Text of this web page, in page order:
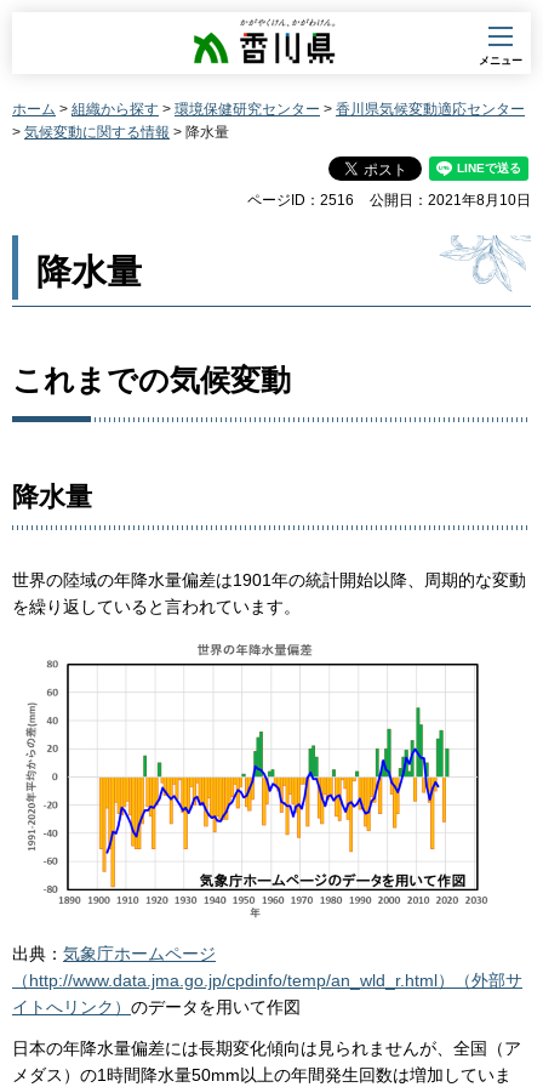
香川県
メニュー
ホーム > 組織から探す > 環境保健研究センター > 香川県気候変動適応センター
> 気候変動に関する情報 > 降水量
ページID：2516 公開日：2021年8月10日
降水量
これまでの気候変動
降水量
世界の陸域の年降水量偏差は1901年の統計開始以降、周期的な変動
を繰り返していると言われています。
出典： 気象庁ホームページ
（http://www.data.jma.go.jp/cpdinfo/temp/an_wld_r.html）（外部サ
イトへリンク） のデータを用いて作図
日本の年降水量偏差には長期変化傾向は見られませんが、全国（ア
メダス）の1時間降水量50mm以上の年間発生回数は増加していま